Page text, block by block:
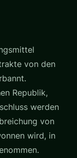
von den
Republik,
werden
von
wird, in